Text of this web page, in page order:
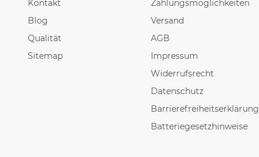
Kontakt
Blog
Qualität
Sitemap
Zahlungsmöglichkeiten
Versand
AGB
Impressum
Widerrufsrecht
Datenschutz
Barrierefreiheitserklärung
Batteriegesetzhinweise